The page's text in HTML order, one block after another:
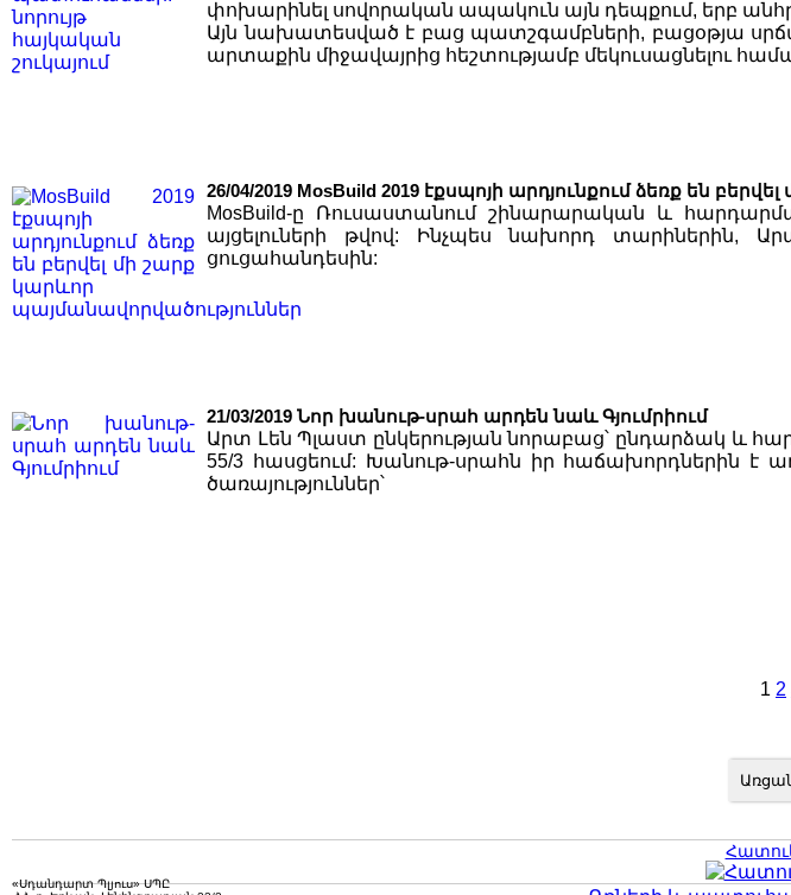
փոխարինել սովորական ապակուն այն դեպքում, երբ
Այն նախատեսված է բաց պատշգամբների, բացօթյա
արտաքին միջավայրից հեշտությամբ մեկուսացնելու
26/04/2019 MosBuild 2019 էքսպոյի արդյունքում ձեռք են
MosBuild-ը Ռուսաստանում շինարարական և
այցելուների թվով: Ինչպես նախորդ տարիներին,
ցուցահանդեսին:
21/03/2019 Նոր խանութ-սրահ արդեն նաև Գյումրիում
Արտ Լեն Պլաստ ընկերության նորաբաց՝ ընդարձակ և
55/3 հասցեում: Խանութ-սրահն իր հաճախորդներին
ծառայություններ՝
1 2
«Սդանդարտ Պլյուս» ՍՊԸ